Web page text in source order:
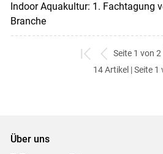
Indoor Aquakultur: 1. Fachtagung
Branche
zum
ersten
zurück
zum
Seite 1 von 2
14 Artikel | Seite 1
Über uns